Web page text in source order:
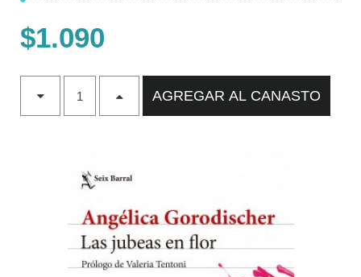
$1.090
AGREGAR AL CANASTO